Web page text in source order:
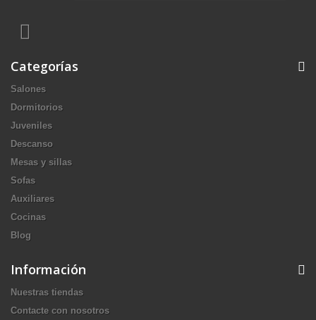
Categorías
Salones
Dormitorios
Juveniles
Descanso
Mesas y sillas
Sofas
Auxiliares
Cocinas
Blog
Información
Nuestras tiendas
Contacte con nosotros